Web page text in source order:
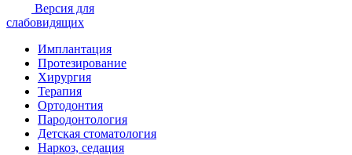
Версия для
слабовидящих
Имплантация
Протезирование
Хирургия
Терапия
Ортодонтия
Пародонтология
Детская стоматология
Наркоз, седация